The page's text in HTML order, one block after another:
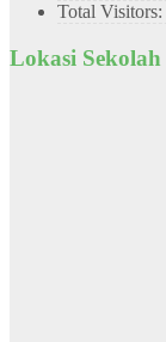
Total Visitors:
Lokasi Sekolah